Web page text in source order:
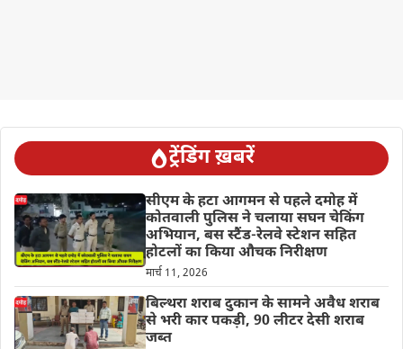
ट्रेंडिंग ख़बरें
सीएम के हटा आगमन से पहले दमोह में
कोतवाली पुलिस ने चलाया सघन चेकिंग
अभियान, बस स्टैंड-रेलवे स्टेशन सहित
होटलों का किया औचक निरीक्षण
मार्च 11, 2026
बिल्थरा शराब दुकान के सामने अवैध शराब
से भरी कार पकड़ी, 90 लीटर देसी शराब
जब्त